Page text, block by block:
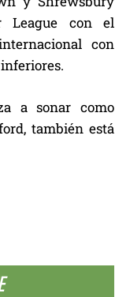
League con el
con
a sonar como
también está